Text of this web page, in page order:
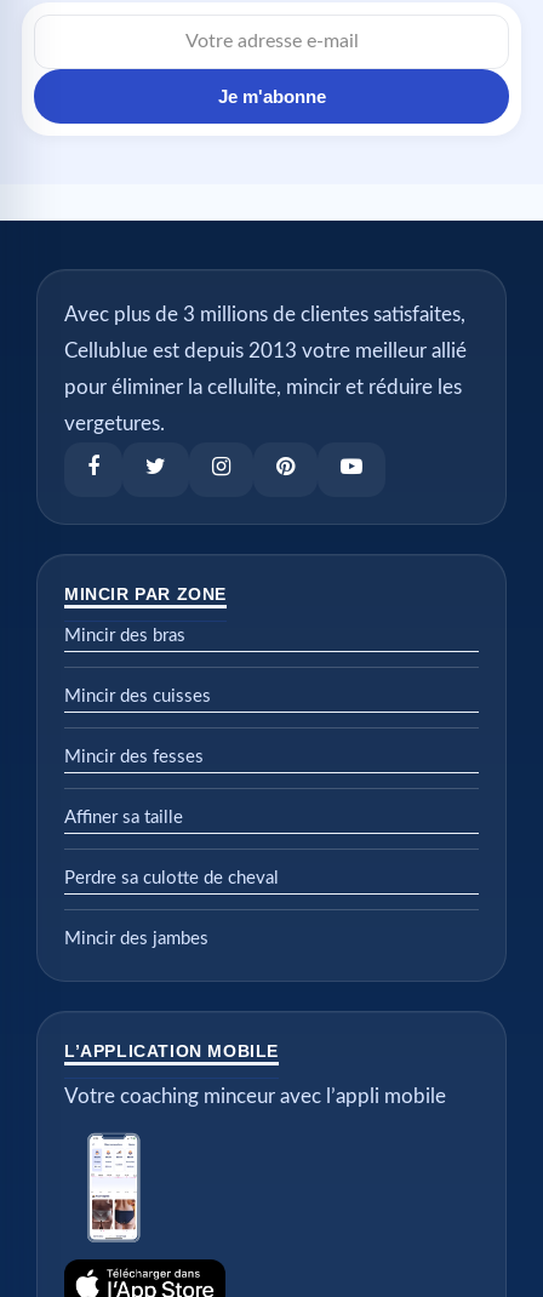
Adresse
e-
Je m'abonne
Avec plus de 3 millions de clientes satisfaites,
Cellublue est depuis 2013 votre meilleur allié
pour éliminer la cellulite, mincir et réduire les
vergetures.
MINCIR PAR ZONE
Mincir des bras
Mincir des cuisses
Mincir des fesses
Affiner sa taille
Perdre sa culotte de cheval
Mincir des jambes
L’APPLICATION MOBILE
Votre coaching minceur avec l’appli mobile